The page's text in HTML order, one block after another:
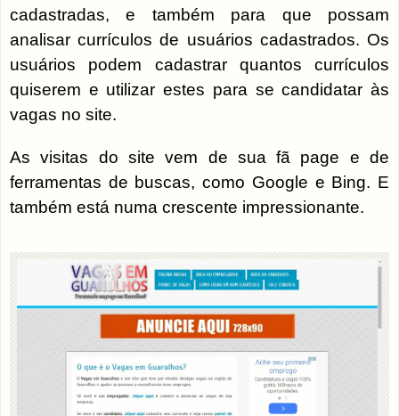
cadastradas, e também para que possam
analisar currículos de usuários cadastrados. Os
usuários podem cadastrar quantos currículos
quiserem e utilizar estes para se candidatar às
vagas no site.
As visitas do site vem de sua fã page e de
ferramentas de buscas, como Google e Bing. E
também está numa crescente impressionante.